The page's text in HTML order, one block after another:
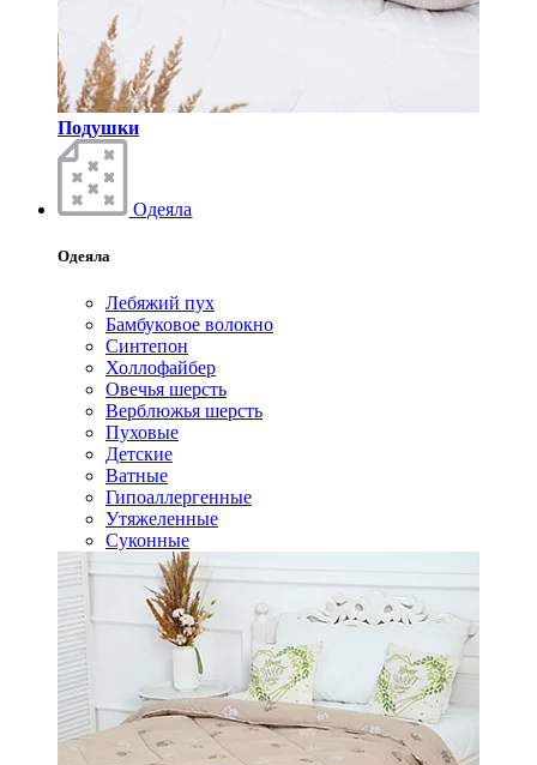
Подушки
Одеяла
Одеяла
Лебяжий пух
Бамбуковое волокно
Синтепон
Холлофайбер
Овечья шерсть
Верблюжья шерсть
Пуховые
Детские
Ватные
Гипоаллергенные
Утяжеленные
Суконные